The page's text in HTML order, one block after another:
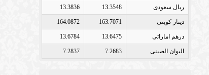
ريال سعودى 13.3548
13.3836
دينار كويتى 163.7071
164.0872
درهم اماراتى 13.6475
13.6784
اليوان الصينى 7.2683
7.2837